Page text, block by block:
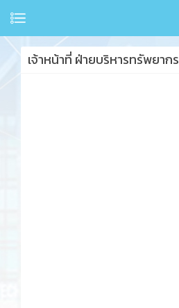
เจ้าหน้าที่ ฝ่ายบริหารทรัพยากร